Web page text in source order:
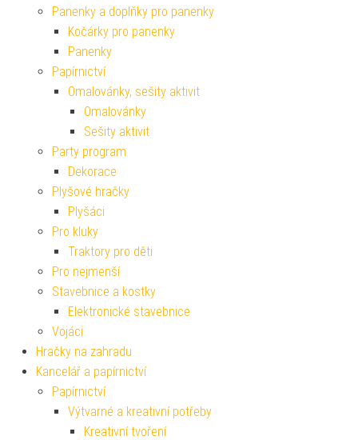
Panenky a doplňky pro panenky
Kočárky pro panenky
Panenky
Papírnictví
Omalovánky, sešity aktivit
Omalovánky
Sešity aktivit
Party program
Dekorace
Plyšové hračky
Plyšáci
Pro kluky
Traktory pro děti
Pro nejmenší
Stavebnice a kostky
Elektronické stavebnice
Vojáci
Hračky na zahradu
Kancelář a papírnictví
Papírnictví
Výtvarné a kreativní potřeby
Kreativní tvoření